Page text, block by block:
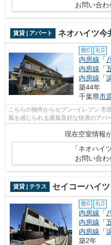
お問い合わ
賃貸 | アパート ネオハイツ今
敷0 礼0
内房線 「
内房線 「
内房線 「
築44年
千葉県市
こちらの物件からセブン−イレブン 市
風を感じられる通風良好な快適のアパ
現在空室情報
「ネオハイ
お問い合わ
賃貸 | テラス セイコーハイツ
敷0 礼0
内房線 「
内房線 「
内房線 「
築2年